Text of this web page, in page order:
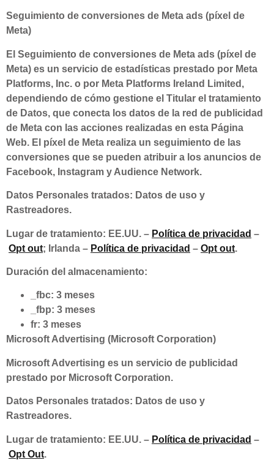
Seguimiento de conversiones de Meta ads (píxel de
Meta)
El Seguimiento de conversiones de Meta ads (píxel de
Meta) es un servicio de estadísticas prestado por Meta
Platforms, Inc. o por Meta Platforms Ireland Limited,
dependiendo de cómo gestione el Titular el tratamiento
de Datos, que conecta los datos de la red de publicidad
de Meta con las acciones realizadas en esta Página
Web. El píxel de Meta realiza un seguimiento de las
conversiones que se pueden atribuir a los anuncios de
Facebook, Instagram y Audience Network.
Datos Personales tratados: Datos de uso y
Rastreadores.
Lugar de tratamiento: EE.UU. – Política de privacidad –
Opt out; Irlanda – Política de privacidad – Opt out.
Duración del almacenamiento:
_fbc: 3 meses
_fbp: 3 meses
fr: 3 meses
Microsoft Advertising (Microsoft Corporation)
Microsoft Advertising es un servicio de publicidad
prestado por Microsoft Corporation.
Datos Personales tratados: Datos de uso y
Rastreadores.
Lugar de tratamiento: EE.UU. – Política de privacidad –
Opt Out.